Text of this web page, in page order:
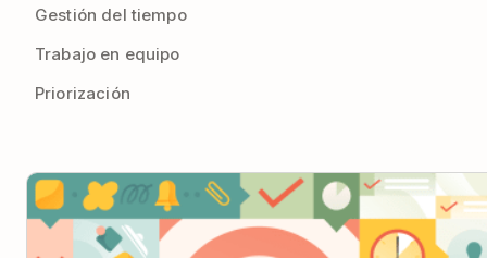
Gestión del tiempo
Trabajo en equipo
Priorización
O explora los métodos